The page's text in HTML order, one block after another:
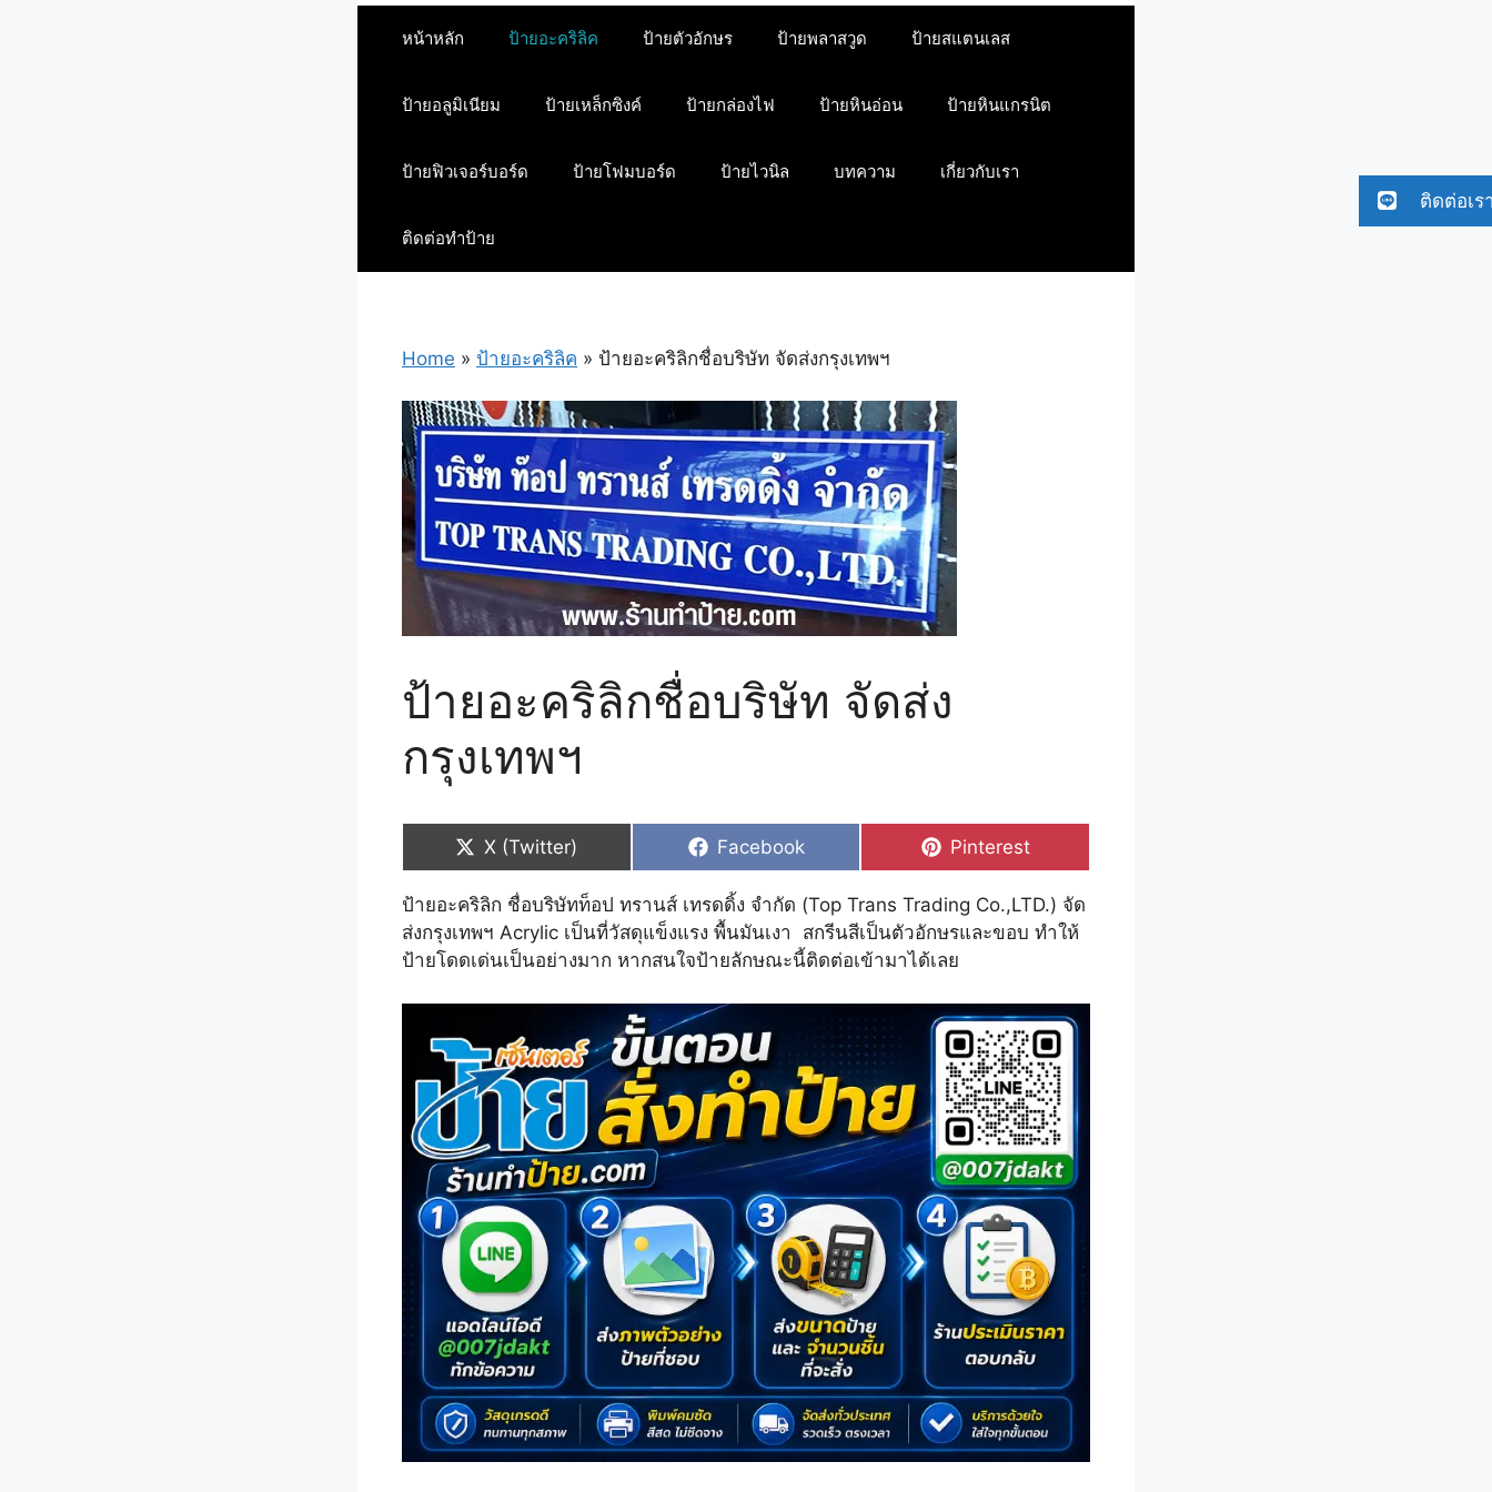
หน้าหลัก ป้ายอะคริลิค ป้ายตัวอักษร ป้ายพลาสวูด ป้ายสแตนเลส
ป้ายอลูมิเนียม ป้ายเหล็กซิงค์ ป้ายกล่องไฟ ป้ายหินอ่อน ป้ายหินแกรนิต
ป้ายฟิวเจอร์บอร์ด ป้ายโฟมบอร์ด ป้ายไวนิล บทความ เกี่ยวกับเรา
ติดต่อทำป้าย
Home » ป้ายอะคริลิค » ป้ายอะคริลิกชื่อบริษัท จัดส่งกรุงเทพฯ
ป้ายอะคริลิกชื่อบริษัท จัดส่ง
กรุงเทพฯ
Share
X (Twitter)
Share
Facebook
Share
Pinterest
ป้ายอะคริลิก ชื่อบริษัทท็อป ทรานส์ เทรดดิ้ง จำกัด (Top Trans Trading Co.,LTD.) จัด
ส่งกรุงเทพฯ Acrylic เป็นที่วัสดุแข็งแรง พื้นมันเงา สกรีนสีเป็นตัวอักษรและขอบ ทำให้
ป้ายโดดเด่นเป็นอย่างมาก หากสนใจป้ายลักษณะนี้ติดต่อเข้ามาได้เลย
ติดต่อเร